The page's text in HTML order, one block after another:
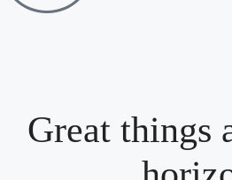
Great things